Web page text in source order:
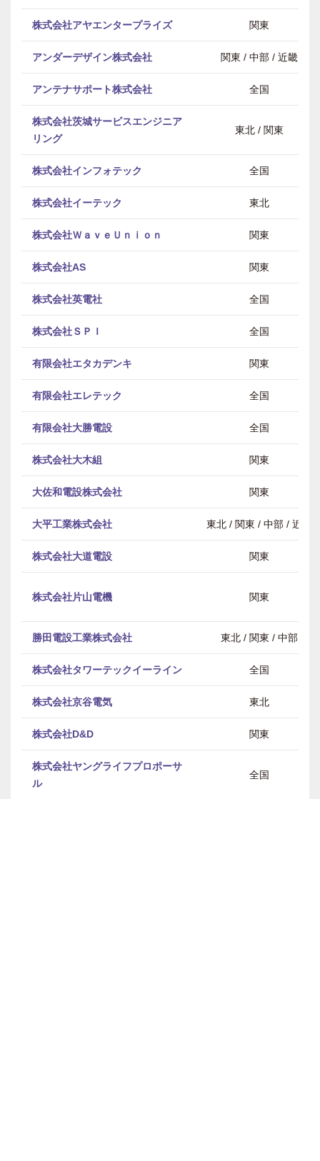
株式会社アヤエンタープライズ 関東
アンダーデザイン株式会社 関東 / 中部 / 近畿
アンテナサポート株式会社 全国
株式会社茨城サービスエンジニア
リング
東北 / 関東
株式会社インフォテック 全国
株式会社イーテック 東北
株式会社ＷａｖｅＵｎｉｏｎ 関東
株式会社AS 関東
株式会社英電社 全国
株式会社ＳＰＩ 全国
有限会社エタカデンキ 関東
有限会社エレテック 全国
有限会社大勝電設 全国
株式会社大木組 関東
大佐和電設株式会社 関東
大平工業株式会社 東北 / 関東 / 中部 / 近畿
株式会社大道電設 関東
株式会社片山電機 関東
勝田電設工業株式会社 東北 / 関東 / 中部
株式会社タワーテックイーライン 全国
株式会社京谷電気 東北
株式会社D&D 関東
株式会社ヤングライフプロポーサ
ル
全国